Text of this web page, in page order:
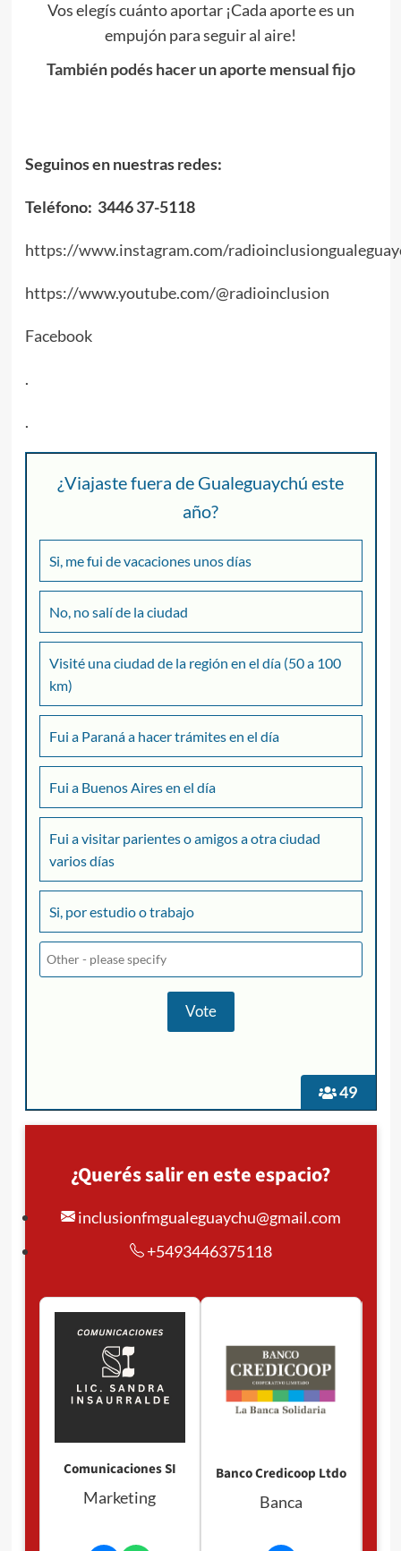
Vos elegís cuánto aportar ¡Cada aporte es un
empujón para seguir al aire!
También podés hacer un aporte mensual fijo
Seguinos en nuestras redes:
Teléfono: 3446 37-5118
https://www.instagram.com/
https://www.youtube.com/@radioinclusion
Facebook
.
.
49
¿Viajaste fuera de Gualeguaychú este
año?
Si, me fui de vacaciones unos días
No, no salí de la ciudad
Visité una ciudad de la región en el día (50 a 100
km)
Fui a Paraná a hacer trámites en el día
Fui a Buenos Aires en el día
Fui a visitar parientes o amigos a otra ciudad
varios días
Si, por estudio o trabajo
¿Querés salir en este espacio?
inclusionfmgualeguaychu@gmail.com
+5493446375118
Comunicaciones SI
Marketing
Banco Credicoop Ltdo
Banca